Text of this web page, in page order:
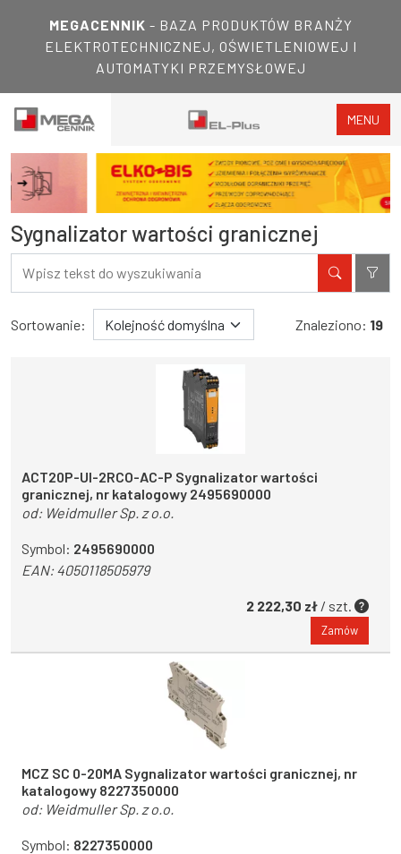
MEGACENNIK - BAZA PRODUKTÓW BRANŻY
ELEKTROTECHNICZNEJ, OŚWIETLENIOWEJ I
AUTOMATYKI PRZEMYSŁOWEJ
MENU
Sygnalizator wartości granicznej
Filtry
Wyniki wyszukiwania
Sortowanie: Znaleziono: 19
ACT20P-UI-2RCO-AC-P Sygnalizator wartości
granicznej, nr katalogowy 2495690000
od: Weidmuller Sp. z o.o.
Symbol: 2495690000
EAN:4050118505979
2 222,30 zł / szt.
Zamów
MCZ SC 0-20MA Sygnalizator wartości granicznej, nr
katalogowy 8227350000
od: Weidmuller Sp. z o.o.
Symbol: 8227350000